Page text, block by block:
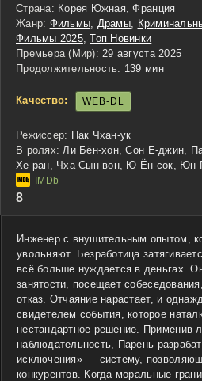
Страна: Корея Южная, Франция
Жанр: Фильмы Драмы,
Фильмы 2025,Топ Новинки
Премьера (Мир): 29 августа 2025
Продолжительность: 139 мин
Качество: WEB-DL
Режиссер: Пак Чхан-ук
В ролях: Ли Бён-хон, Сон Е-джин,
Хе-ран, Чха Сын-вон, Ю Ён-сок, Юн
8
Инженер с внушительным опытом,
увольняют. Безработица
всё больше нуждается в деньгах.
занятости, посещает
отказ. Отчаяние нарастает, и
свидетелем события, которое
нестандартное решение. Применив
наблюдательность, Парень
исключения» — систему,
конкурентов. Когда моральные